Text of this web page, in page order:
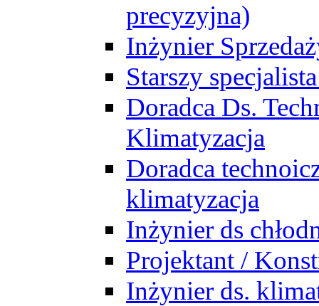
precyzyjna)
Inżynier
Starszy
Doradca Ds.
Klimatyzacja
Doradca
klimatyzacja
Inżynier ds
Projektant /
Inżynier ds.